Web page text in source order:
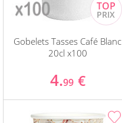
Gobelets Tasses Café Blanc
20cl x100
4.99 €